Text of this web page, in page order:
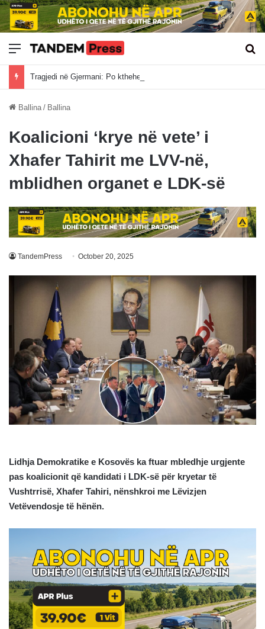
Meny
Ballina / Ballina
Koalicioni ‘krye në vete’ i
Xhafer Tahirit me LVV-në,
mblidhen organet e LDK-së
TandemPress October 20, 2025
Lidhja Demokratike e Kosovës ka ftuar mbledhje urgjente
pas koalicionit që kandidati i LDK-së për kryetar të
Vushtrrisë, Xhafer Tahiri, nënshkroi me Lëvizjen
Vetëvendosje të hënën.